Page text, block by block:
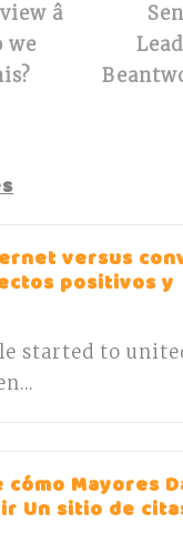
â
we
versus
positivos y
started to
Mayores
Un sitio de